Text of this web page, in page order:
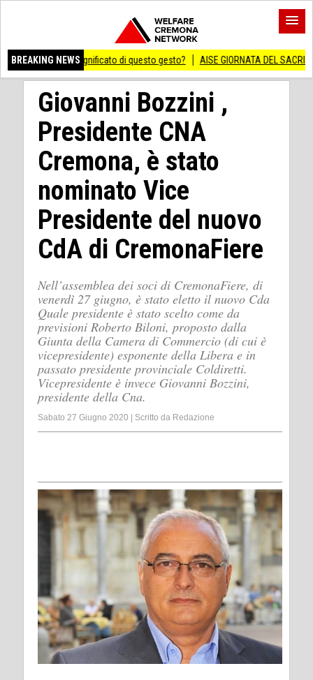
BREAKING NEWS
significato di questo gesto? AISE GIORNATA DEL SACRIFICIO DEL
Giovanni Bozzini ,
Presidente CNA
Cremona, è stato
nominato Vice
Presidente del nuovo
CdA di CremonaFiere
Nell’assemblea dei soci di CremonaFiere, di
venerdì 27 giugno, è stato eletto il nuovo Cda
Quale presidente è stato scelto come da
previsioni Roberto Biloni, proposto dalla
Giunta della Camera di Commercio (di cui è
vicepresidente) esponente della Libera e in
passato presidente provinciale Coldiretti.
Vicepresidente è invece Giovanni Bozzini,
presidente della Cna.
Sabato 27 Giugno 2020 Scritto da Redazione